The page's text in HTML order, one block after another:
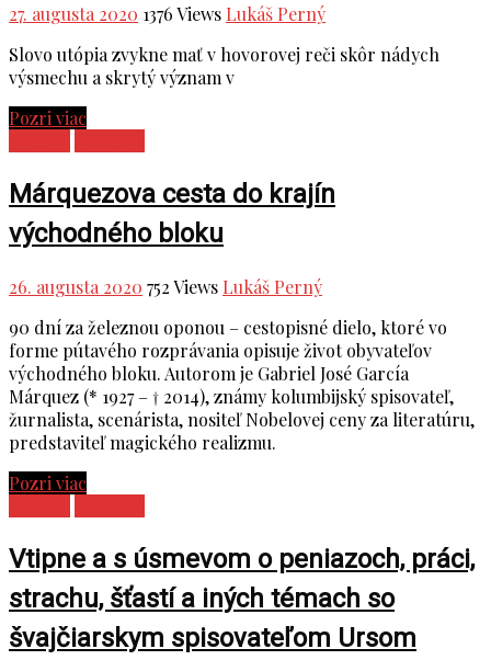
27. augusta 2020 1376 Views Lukáš Perný
Slovo utópia zvykne mať v hovorovej reči skôr nádych
výsmechu a skrytý význam v
Pozri viac
Márquezova cesta do krajín
východného bloku
26. augusta 2020 752 Views Lukáš Perný
90 dní za železnou oponou – cestopisné dielo, ktoré vo
forme pútavého rozprávania opisuje život obyvateľov
východného bloku. Autorom je Gabriel José García
Márquez (* 1927 – † 2014), známy kolumbijský spisovateľ,
žurnalista, scenárista, nositeľ Nobelovej ceny za literatúru,
predstaviteľ magického realizmu.
Pozri viac
Vtipne a s úsmevom o peniazoch, práci,
strachu, šťastí a iných témach so
švajčiarskym spisovateľom Ursom